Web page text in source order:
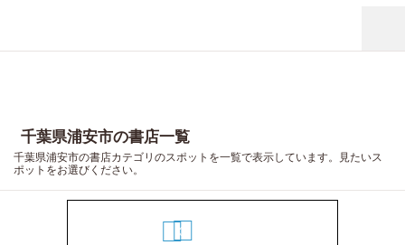
千葉県浦安市の書店一覧
千葉県浦安市の書店カテゴリのスポットを一覧で表示しています。見たいス
ポットをお選びください。
3